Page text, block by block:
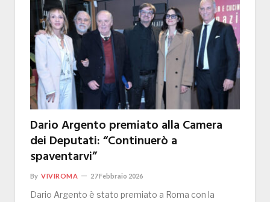
Dario Argento premiato alla Camera
dei Deputati: “Continuerò a
spaventarvi”
By VIVIROMA 27 Febbraio 2026
Dario Argento è stato premiato a Roma con la